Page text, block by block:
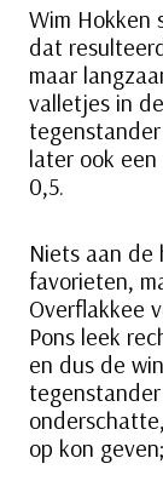
Wim Hokken
dat
maar
valletjes in
later ook
0,5.
Niets aan de
favorieten,
Overflakkee
Pons leek
en dus de
op kon